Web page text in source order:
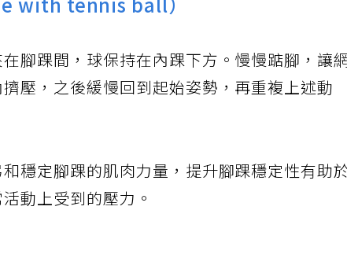
with tennis ball）
腳踝間，球保持在內踝下方。慢慢踮腳，讓
壓，之後緩慢回到起始姿勢，再重複上述動
穩定腳踝的肌肉力量，提升腳踝穩定性有助
動上受到的壓力。